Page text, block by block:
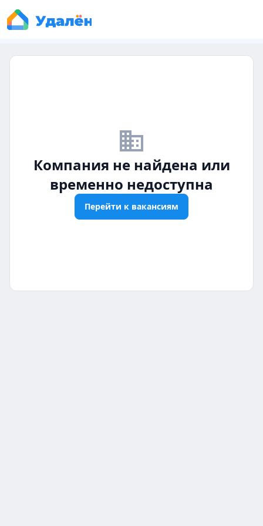
business_off
Компания не найдена или
временно недоступна
Перейти к вакансиям